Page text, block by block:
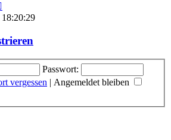
Beitrag
Passwort:
vergessen | Angemeldet bleiben